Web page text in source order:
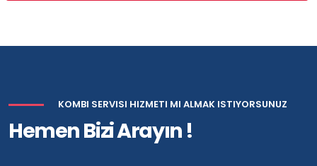
KOMBI SERVISI HIZMETI MI ALMAK ISTIYORSUNUZ
Hemen Bizi Arayın !